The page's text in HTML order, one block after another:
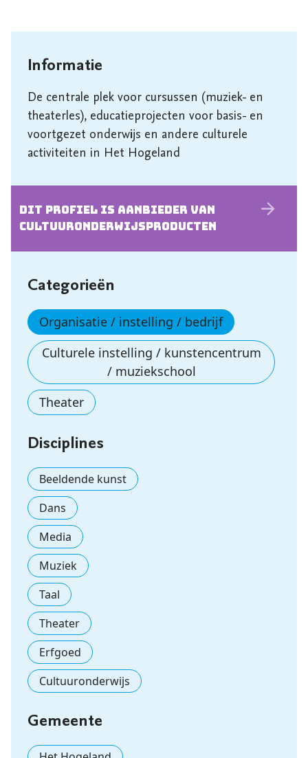
Informatie
De centrale plek voor cursussen (muziek- en
theaterles), educatieprojecten voor basis- en
voortgezet onderwijs en andere culturele
activiteiten in Het Hogeland
Dit profiel is aanbieder van
cultuur­onderwijs­producten
Categorieën
Organisatie / instelling / bedrijf
Culturele instelling / kunstencentrum
/ muziekschool
Theater
Disciplines
Beeldende kunst
Dans
Media
Muziek
Taal
Theater
Erfgoed
Cultuuronderwijs
Gemeente